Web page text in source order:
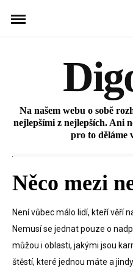
content
Na našem webu o sobě
nejlepšími z nejlepších. Ani
pro to děláme
Něco mezi
Není vůbec málo lidí, kteří věří
Nemusí se jednat pouze o
můžou i oblasti, jakými jsou
štěstí, které jednou máte a